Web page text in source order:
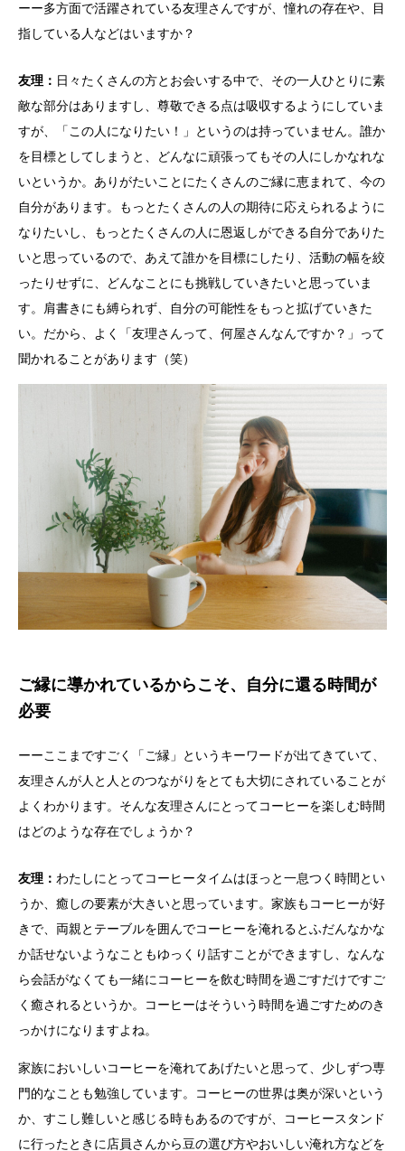
ーー多方面で活躍されている友理さんですが、憧れの存在や、目
指している人などはいますか？
友理： 日々たくさんの方とお会いする中で、その一人ひとりに素
敵な部分はありますし、尊敬できる点は吸収するようにしていま
すが、「この人になりたい！」というのは持っていません。誰か
を目標としてしまうと、どんなに頑張ってもその人にしかなれな
いというか。ありがたいことにたくさんのご縁に恵まれて、今の
自分があります。もっとたくさんの人の期待に応えられるように
なりたいし、もっとたくさんの人に恩返しができる自分でありた
いと思っているので、あえて誰かを目標にしたり、活動の幅を絞
ったりせずに、どんなことにも挑戦していきたいと思っていま
す。肩書きにも縛られず、自分の可能性をもっと拡げていきた
い。だから、よく「友理さんって、何屋さんなんですか？」って
聞かれることがあります（笑）
ご縁に導かれているからこそ、自分に還る時間が
必要
ーーここまですごく「ご縁」というキーワードが出てきていて、
友理さんが人と人とのつながりをとても大切にされていることが
よくわかります。そんな友理さんにとってコーヒーを楽しむ時間
はどのような存在でしょうか？
友理： わたしにとってコーヒータイムはほっと一息つく時間とい
うか、癒しの要素が大きいと思っています。家族もコーヒーが好
きで、両親とテーブルを囲んでコーヒーを淹れるとふだんなかな
か話せないようなこともゆっくり話すことができますし、なんな
ら会話がなくても一緒にコーヒーを飲む時間を過ごすだけですご
く癒されるというか。コーヒーはそういう時間を過ごすためのき
っかけになりますよね。
家族においしいコーヒーを淹れてあげたいと思って、少しずつ専
門的なことも勉強しています。コーヒーの世界は奥が深いという
か、すこし難しいと感じる時もあるのですが、コーヒースタンド
に行ったときに店員さんから豆の選び方やおいしい淹れ方などを